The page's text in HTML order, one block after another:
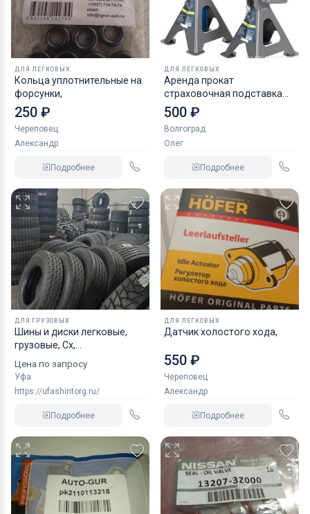
ДЛЯ ЛЕГКОВЫХ
Кольца уплотнительные на
форсунки,
250 ₽
Череповец
Александр
Подробнее
ДЛЯ ЛЕГКОВЫХ
Аренда прокат
страховочная подставка
NORDBERG 2 т
500 ₽
Волгоград
Олег
Подробнее
ДЛЯ ГРУЗОВЫХ
Шины и диски легковые,
грузовые, Сх,
Цена по запросу
Уфа
https://ufashintorg.ru/
Подробнее
ДЛЯ ЛЕГКОВЫХ
Датчик холостого хода,
550 ₽
Череповец
Александр
Подробнее